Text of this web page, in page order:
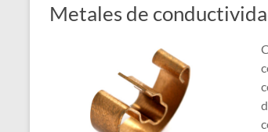
Metales de